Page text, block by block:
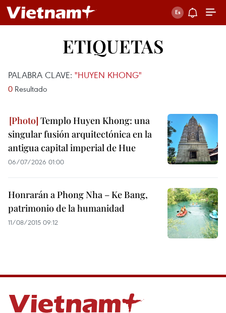
ETIQUETAS
PALABRA CLAVE: "HUYEN KHONG"
0 Resultado
Templo Huyen Khong: una
singular fusión arquitectónica en la
antigua capital imperial de Hue
06/07/2026 01:00
Honrarán a Phong Nha – Ke Bang,
patrimonio de la humanidad
11/08/2015 09:12